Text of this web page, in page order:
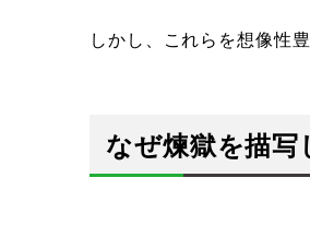
しかし、これらを想像性
なぜ煉獄を描写